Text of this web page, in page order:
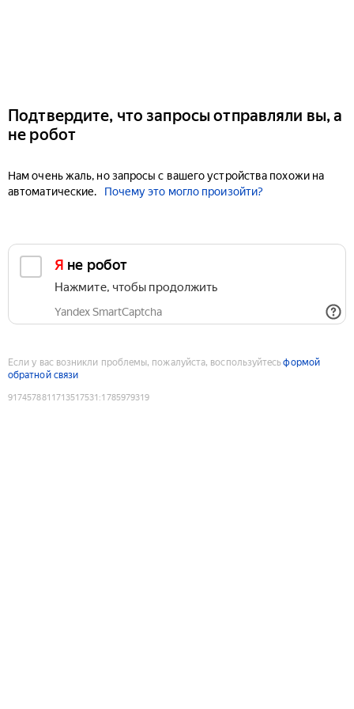
Подтвердите, что запросы отправляли вы, а
не робот
Нам очень жаль, но запросы с вашего устройства похожи на
автоматические.
Почему это могло произойти?
Я не робот
Нажмите, чтобы продолжить
Yandex SmartCaptcha
Если у вас возникли проблемы, пожалуйста, воспользуйтесьформой
обратной связи
9174578811713517531 :1785979319